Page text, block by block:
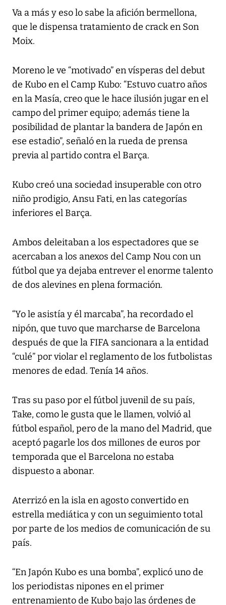
Va a más y eso lo sabe la afición bermellona,
que le dispensa tratamiento de crack en Son
Moix.
Moreno le ve “motivado” en vísperas del debut
de Kubo en el Camp Kubo: “Estuvo cuatro años
en la Masía, creo que le hace ilusión jugar en el
campo del primer equipo; además tiene la
posibilidad de plantar la bandera de Japón en
ese estadio”, señaló en la rueda de prensa
previa al partido contra el Barça.
Kubo creó una sociedad insuperable con otro
niño prodigio, Ansu Fati, en las categorías
inferiores el Barça.
Ambos deleitaban a los espectadores que se
acercaban a los anexos del Camp Nou con un
fútbol que ya dejaba entrever el enorme talento
de dos alevines en plena formación.
“Yo le asistía y él marcaba”, ha recordado el
nipón, que tuvo que marcharse de Barcelona
después de que la FIFA sancionara a la entidad
“culé” por violar el reglamento de los futbolistas
menores de edad. Tenía 14 años.
Tras su paso por el fútbol juvenil de su país,
Take, como le gusta que le llamen, volvió al
fútbol español, pero de la mano del Madrid, que
aceptó pagarle los dos millones de euros por
temporada que el Barcelona no estaba
dispuesto a abonar.
Aterrizó en la isla en agosto convertido en
estrella mediática y con un seguimiento total
por parte de los medios de comunicación de su
país.
“En Japón Kubo es una bomba”, explicó uno de
los periodistas nipones en el primer
entrenamiento de Kubo bajo las órdenes de